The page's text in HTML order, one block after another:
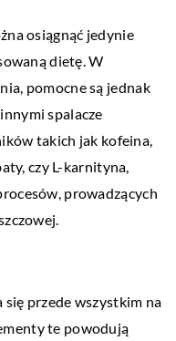
osiągnąć jedynie
dietę. W
pomocne są jednak
spalacze
takich jak kofeina,
czy L-karnityna,
prowadzących
się przede wszystkim na
te powodują